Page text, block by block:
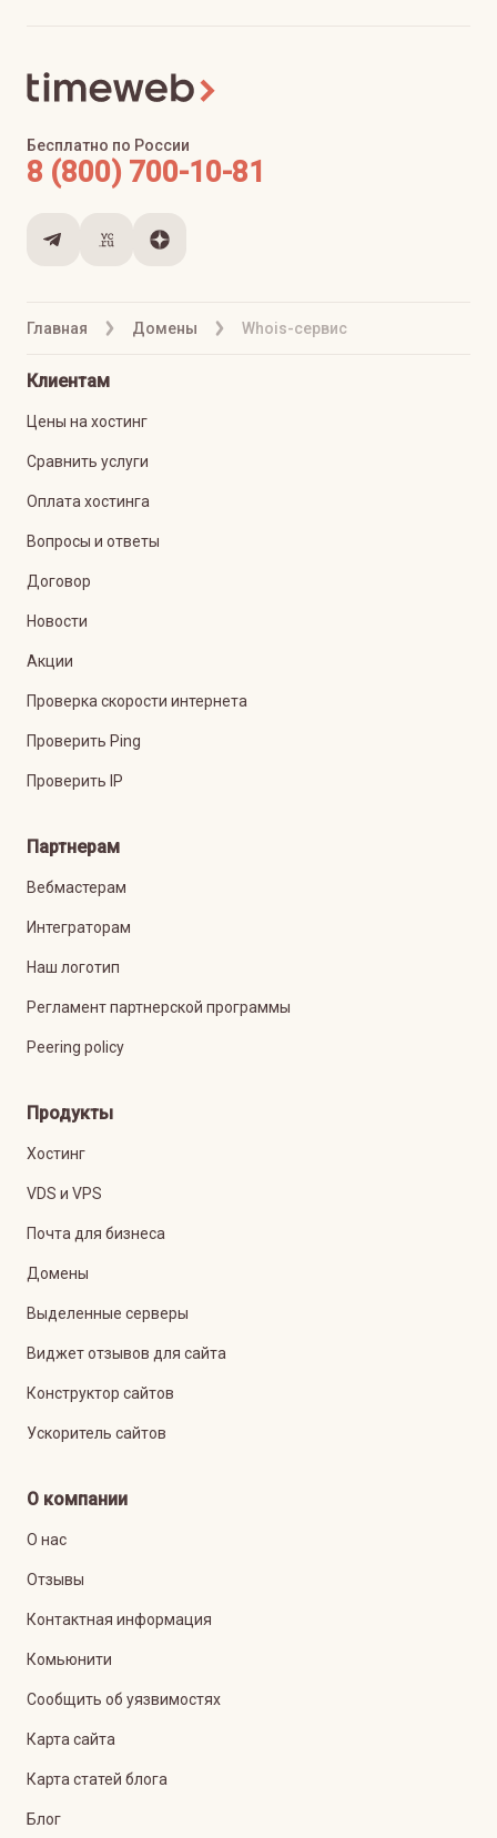
Главная Домены Whois-сервис
Бесплатно по России
8 (800) 700-10-81
Клиентам
Цены на хостинг
Сравнить услуги
Оплата хостинга
Вопросы и ответы
Договор
Новости
Акции
Проверка скорости интернета
Проверить Ping
Проверить IP
Партнерам
Вебмастерам
Интеграторам
Наш логотип
Регламент партнерской программы
Peering policy
Продукты
Хостинг
VDS и VPS
Почта для бизнеса
Домены
Выделенные серверы
Виджет отзывов для сайта
Конструктор сайтов
Ускоритель сайтов
О компании
О нас
Отзывы
Контактная информация
Комьюнити
Сообщить об уязвимостях
Карта сайта
Карта статей блога
Блог